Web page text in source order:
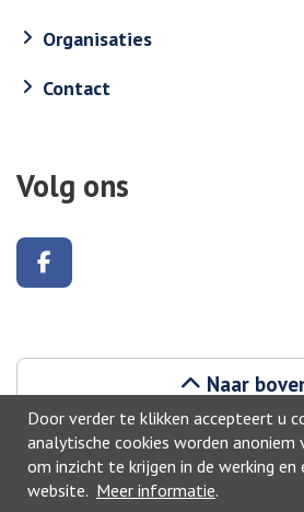
Door verder te klikken accepteert u
analytische cookies worden anoniem
om inzicht te krijgen in de werking
website. Meer informatie.
Organisaties
Contact
Volg ons
Naar